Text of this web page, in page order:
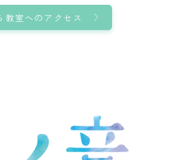
教室へのアクセス